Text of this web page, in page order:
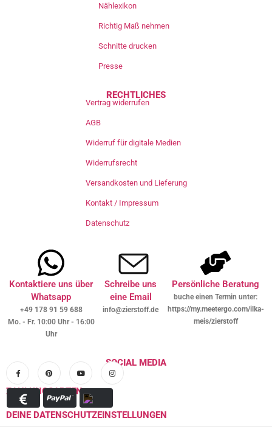
Nählexikon
Richtig Maß nehmen
Schnitte drucken
Presse
RECHTLICHES
Vertrag widerrufen
AGB
Widerruf für digitale Medien
Widerrufsrecht
Versandkosten und Lieferung
Kontakt / Impressum
Datenschutz
Kontaktiere uns über
Whatsapp
+49 178 91 59 688
Mo. - Fr. 10:00 Uhr - 16:00
Uhr
Schreibe uns
eine Email
info@zierstoff.de
Persönliche Beratung
buche einen Termin unter:
https://my.meetergo.com/ilka-
meis/zierstoff
SOCIAL MEDIA
ZAHLUNGSARTEN
DEINE DATENSCHUTZEINSTELLUNGEN